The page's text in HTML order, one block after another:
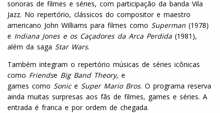
sonoras de filmes e séries, com participação da banda Vila
Jazz. No repertório, clássicos do compositor e maestro
americano John Williams para filmes como Superman (1978)
e Indiana Jones e os Caçadores da Arca Perdida (1981),
além da saga Star Wars.
Também integram o repertório músicas de séries icônicas
como Friendse Big Band Theory, e
games como Sonice Super Mario Bros. O programa reserva
ainda muitas surpresas aos fãs de filmes, games e séries. A
entrada é franca e por ordem de chegada.